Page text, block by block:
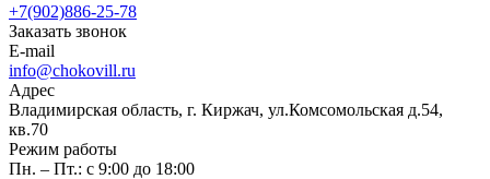
+7(902)886-25-78
Заказать звонок
E-mail
info@chokovill.ru
Адрес
Владимирская область, г. Киржач, ул.Комсомольская д.54,
кв.70
Режим работы
Пн. – Пт.: с 9:00 до 18:00